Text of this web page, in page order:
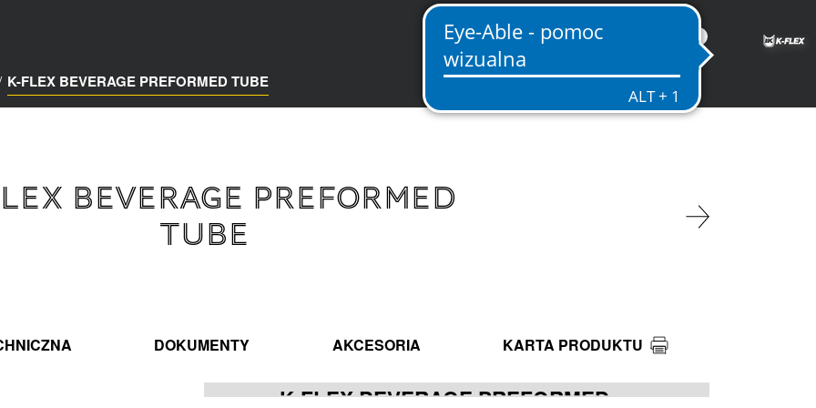
PL
K-FLEX BEVERAGE PREFORMED TUBE
BEVERAGE PREFORMED
TUBE
DOKUMENTY AKCESORIA KARTA PRODUKTU
K-FLEX BEVERAGE PREFORMED